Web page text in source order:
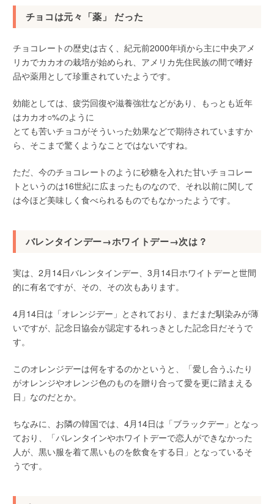
チョコは元々「薬」 だった
チョコレートの歴史は古く、紀元前2000年頃から主に中央アメ
リカでカカオの栽培が始められ、アメリカ先住民族の間で嗜好
品や薬用として珍重されていたようです。
効能としては、疲労回復や滋養強壮などがあり、もっとも近年
はカカオ○%のように
とても苦いチョコがそういった効果などで期待されていますか
ら、そこまで驚くようなことではないですね。
ただ、今のチョコレートのように砂糖を入れた甘いチョコレー
トというのは16世紀に広まったものなので、それ以前に関して
は今ほど美味しく食べられるものでもなかったようです。
バレンタインデー→ホワイトデー→次は？
実は、2月14日バレンタインデー、3月14日ホワイトデーと世間
的に有名ですが、その、その次もあります。
4月14日は「オレンジデー」とされており、まだまだ馴染みが薄
いですが、記念日協会が認定するれっきとした記念日だそうで
す。
このオレンジデーは何をするのかというと、「愛し合うふたり
がオレンジやオレンジ色のものを贈り合って愛を更に踏まえる
日」なのだとか。
ちなみに、お隣の韓国では、4月14日は「ブラックデー」となっ
ており、「バレンタインやホワイトデーで恋人ができなかった
人が、黒い服を着て黒いものを飲食をする日」となっているそ
うです。